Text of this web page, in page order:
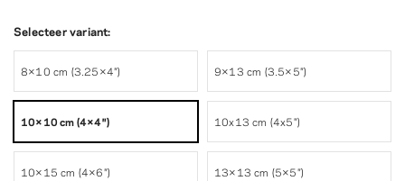
Selecteer variant:
8×10 cm (3.25×4″) 9×13 cm (3.5×5″)
10×10 cm (4×4″) 10x13 cm (4x5")
10×15 cm (4×6″) 13×13 cm (5×5″)